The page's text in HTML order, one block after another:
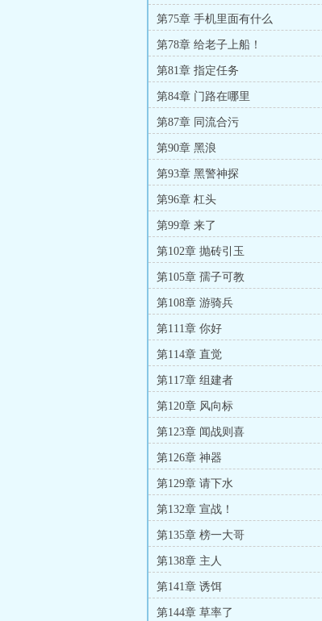
第75章 手机里面有什么
第78章 给老子上船！
第81章 指定任务
第84章 门路在哪里
第87章 同流合污
第90章 黑浪
第93章 黑警神探
第96章 杠头
第99章 来了
第102章 抛砖引玉
第105章 孺子可教
第108章 游骑兵
第111章 你好
第114章 直觉
第117章 组建者
第120章 风向标
第123章 闻战则喜
第126章 神器
第129章 请下水
第132章 宣战！
第135章 榜一大哥
第138章 主人
第141章 诱饵
第144章 草率了